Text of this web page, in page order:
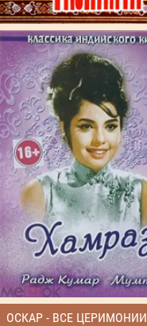
ОСКАР - ВСЕ ЦЕРИМОНИИ